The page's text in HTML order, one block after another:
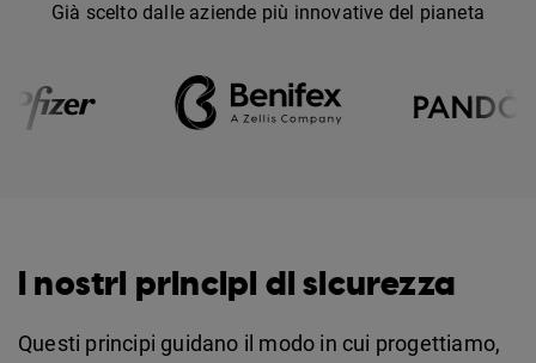
Già scelto dalle aziende più innovative del pianeta
I nostri principi di sicurezza
Questi principi guidano il modo in cui progettiamo,